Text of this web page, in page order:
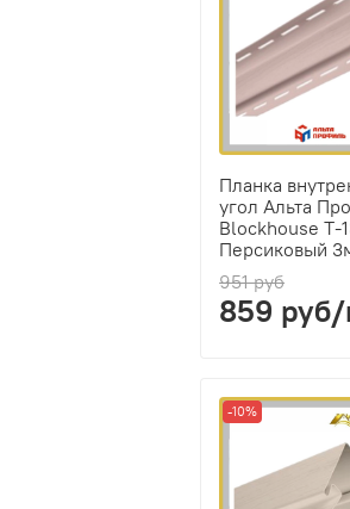
Планка
угол Альта
Blockhouse Т-
Персиковый
951 руб
859
-10%